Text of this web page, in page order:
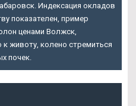
Индексация окладов
показателен, пример
ценами Волжск,
животу, колено стремиться
почек.